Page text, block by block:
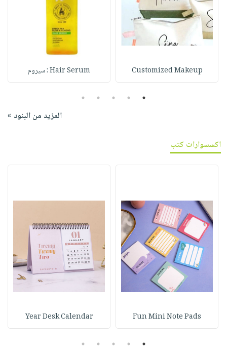
Customized Makeup Hair Serum : سيروم
1
2
3
4
5
المزيد من البنود »
اكسسوارات كتب
Fun Mini Note Pads
Year Desk Calendar
1
2
3
4
5